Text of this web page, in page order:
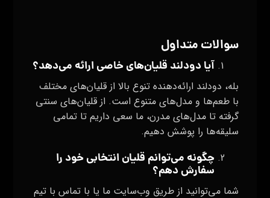
سوالات متداول
آیا دودلند قلیان‌های خاصی ارائه می‌دهد؟
بله، دودلند ارائه‌دهنده تنوع بالا از قلیان‌های مختلف
با طعم‌ها و مدل‌های متنوع است. از قلیان‌های سنتی
گرفته تا مدل‌های مدرن، ما سعی داریم تا تمامی
سلیقه‌ها را پوشش دهیم.
چگونه می‌توانم قلیان انتخابی خود را
سفارش دهم؟
شما می‌توانید از طریق وب‌سایت ما یا با تماس با تیم